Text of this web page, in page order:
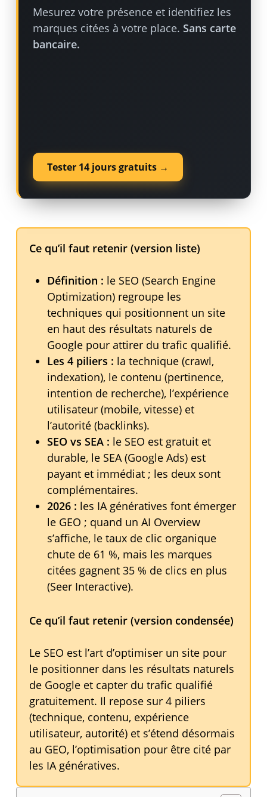
Mesurez votre présence et identifiez les
marques citées à votre place. Sans carte
bancaire.
Tester 14 jours gratuits →
Ce qu’il faut retenir (version liste)
Définition : le SEO (Search Engine
Optimization) regroupe les
techniques qui positionnent un site
en haut des résultats naturels de
Google pour attirer du trafic qualifié.
Les 4 piliers : la technique (crawl,
indexation), le contenu (pertinence,
intention de recherche), l’expérience
utilisateur (mobile, vitesse) et
l’autorité (backlinks).
SEO vs SEA : le SEO est gratuit et
durable, le SEA (Google Ads) est
payant et immédiat ; les deux sont
complémentaires.
2026 : les IA génératives font émerger
le GEO ; quand un AI Overview
s’affiche, le taux de clic organique
chute de 61 %, mais les marques
citées gagnent 35 % de clics en plus
(Seer Interactive).
Ce qu’il faut retenir (version condensée)
Le SEO est l’art d’optimiser un site pour
le positionner dans les résultats naturels
de Google et capter du trafic qualifié
gratuitement. Il repose sur 4 piliers
(technique, contenu, expérience
utilisateur, autorité) et s’étend désormais
au GEO, l’optimisation pour être cité par
les IA génératives.